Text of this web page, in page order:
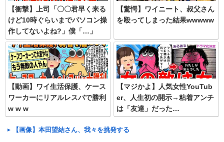
【衝撃】上司「〇〇君早く来る
けど10時ぐらいまでパソコン操
作してないよね?」僕「…」
【驚愕】ワイニート、叔父さん
を殴ってしまった結果wwwww
【動画】ワイ生活保護、ケース
ワーカーにリアルレスバで勝利
w w w
【マジかよ】人気女性YouTub
er、人生初の開示→粘着アンチ
は「友達」だった…
【画像】本田望結さん、我々を挑発する